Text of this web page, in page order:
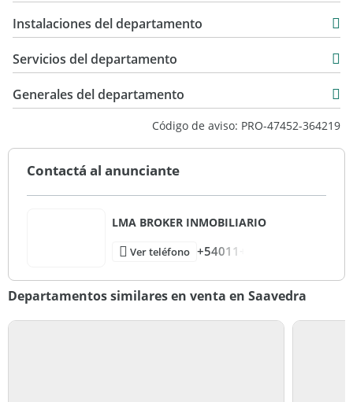
USD 120.000
10 m2
56 m2
Instalaciones del departamento
Servicios del departamento
Generales del departamento
Código de aviso: PRO-47452-364219
Contactá al anunciante
LMA BROKER INMOBILIARIO
Ver teléfono +54011+
Departamentos similares en venta en Saavedra